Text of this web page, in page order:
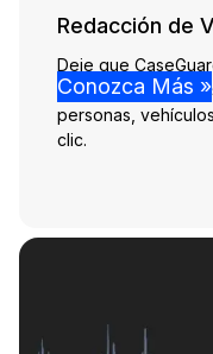
Redacción de
Deje que
automáticamente
personas,
clic.
Conozca Más »